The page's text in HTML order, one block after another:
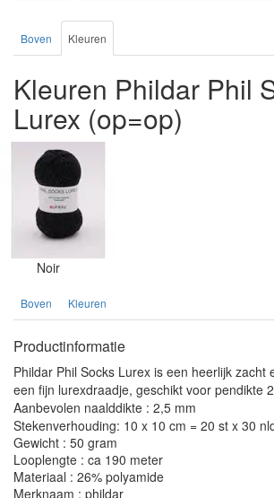
Boven Kleuren
Kleuren Phildar Phil
Lurex (op=op)
Noir
Boven Kleuren
Productinformatie
Phildar Phil Socks Lurex is een heerlijk zacht
een fijn lurexdraadje, geschikt voor pendikte
Aanbevolen naalddikte : 2,5 mm
Stekenverhouding: 10 x 10 cm = 20 st x 30
Gewicht : 50 gram
Looplengte : ca 190 meter
Materiaal : 26% polyamide
Merknaam : phildar